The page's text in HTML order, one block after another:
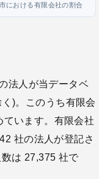
における有限会社の割合
法人が当データベ
)。このうち有限会
います。有限会社
社の法人が登記さ
は 27,375 社で